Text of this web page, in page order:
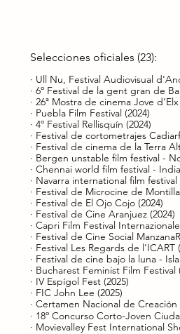
Selecciones oficiales (23):
· Ull Nu, Festival Audiovisual
· 6º Festival de la gent gran de
· 26ª Mostra de cinema Jove d’Elx
· Puebla Film Festival (2024)
· 4º Festival Rellisquín (2024)
· Festival de cortometrajes
· Festival de cinema de la Terra
· Bergen unstable film festival -
· Chennai world film festival -
· Navarra international film festival
· Festival de Microcine de Montilla
· Festival de El Ojo Cojo (2024)
· Festival de Cine Aranjuez (2024)​
· Capri Film Festival
· Festival de Cine Social
· Festival Les Regards de l'ICART
· Festival de cine bajo la luna -
· Bucharest Feminist Film Festival
· IV Espígol Fest (2025)
· FIC John Lee (2025)
· Certamen Nacional de
· 18º Concurso Corto-Joven
· Movievalley Fest International